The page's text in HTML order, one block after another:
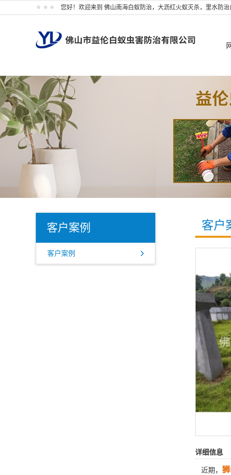
您好！欢迎来到 佛山南海白蚁防治，大沥红火蚁灭杀，里水防治
客户案例
客户案例
客户
详细信息
近期，